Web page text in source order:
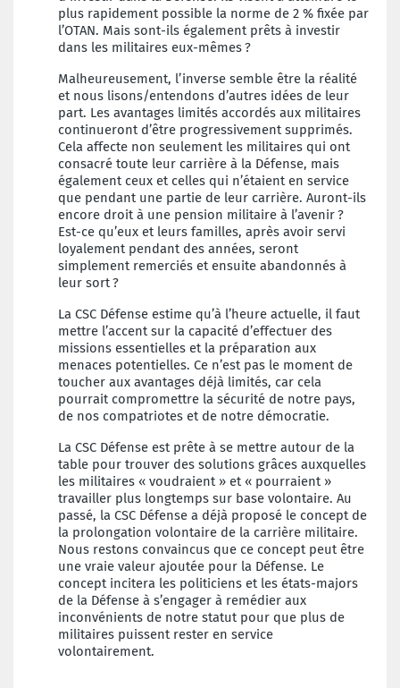
plus rapidement possible la norme de 2 % fixée par
l’OTAN. Mais sont-ils également prêts à investir
dans les militaires eux-mêmes ?
Malheureusement, l’inverse semble être la réalité
et nous lisons/entendons d’autres idées de leur
part. Les avantages limités accordés aux militaires
continueront d’être progressivement supprimés.
Cela affecte non seulement les militaires qui ont
consacré toute leur carrière à la Défense, mais
également ceux et celles qui n’étaient en service
que pendant une partie de leur carrière. Auront-ils
encore droit à une pension militaire à l’avenir ?
Est-ce qu’eux et leurs familles, après avoir servi
loyalement pendant des années, seront
simplement remerciés et ensuite abandonnés à
leur sort ?
La CSC Défense estime qu’à l’heure actuelle, il faut
mettre l’accent sur la capacité d’effectuer des
missions essentielles et la préparation aux
menaces potentielles. Ce n’est pas le moment de
toucher aux avantages déjà limités, car cela
pourrait compromettre la sécurité de notre pays,
de nos compatriotes et de notre démocratie.
La CSC Défense est prête à se mettre autour de la
table pour trouver des solutions grâces auxquelles
les militaires « voudraient » et « pourraient »
travailler plus longtemps sur base volontaire. Au
passé, la CSC Défense a déjà proposé le concept de
la prolongation volontaire de la carrière militaire.
Nous restons convaincus que ce concept peut être
une vraie valeur ajoutée pour la Défense. Le
concept incitera les politiciens et les états-majors
de la Défense à s’engager à remédier aux
inconvénients de notre statut pour que plus de
militaires puissent rester en service
volontairement.